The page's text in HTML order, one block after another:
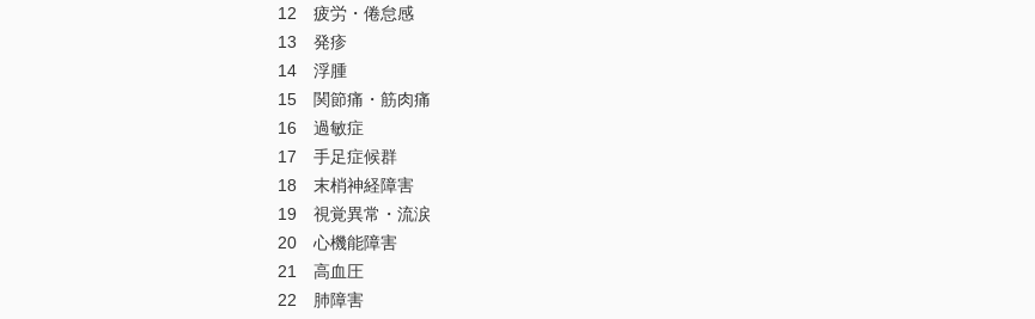
12 疲労・倦怠感
13 発疹
14 浮腫
15 関節痛・筋肉痛
16 過敏症
17 手足症候群
18 末梢神経障害
19 視覚異常・流涙
20 心機能障害
21 高血圧
22 肺障害